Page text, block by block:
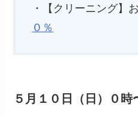
・【クリーニング】
０％
５月１０日（日）０時